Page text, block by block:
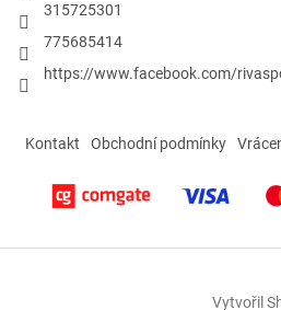
315725301
775685414
https://www.facebook.com/
Kontakt Obchodní podmínky
Vytvořil